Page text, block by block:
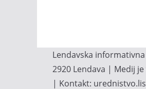
Lendavska
2920 Lendava | Medij
| Kontakt: